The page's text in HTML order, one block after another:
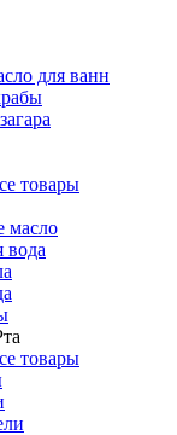
для ванн
товары
масло
товары